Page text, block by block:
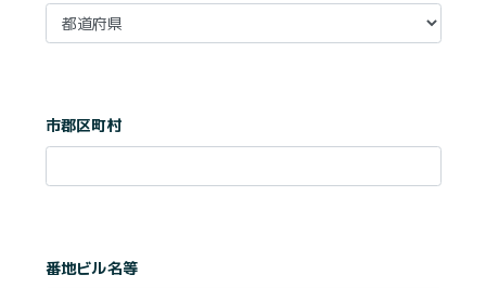
市郡区町村
番地ビル名等